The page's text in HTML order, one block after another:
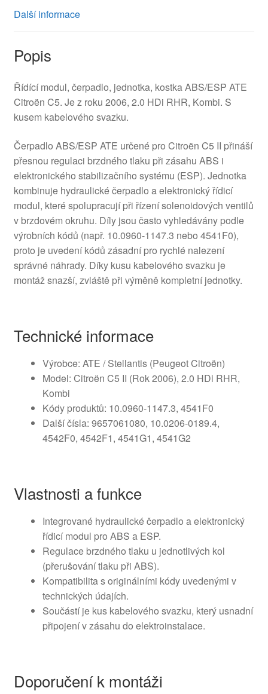
Další informace
Popis
Řídící modul, čerpadlo, jednotka, kostka ABS/ESP ATE
Citroën C5. Je z roku 2006, 2.0 HDi RHR, Kombi. S
kusem kabelového svazku.
Čerpadlo ABS/ESP ATE určené pro Citroën C5 II přináší
přesnou regulaci brzdného tlaku při zásahu ABS i
elektronického stabilizačního systému (ESP). Jednotka
kombinuje hydraulické čerpadlo a elektronický řídicí
modul, které spolupracují při řízení solenoidových ventilů
v brzdovém okruhu. Díly jsou často vyhledávány podle
výrobních kódů (např. 10.0960-1147.3 nebo 4541F0),
proto je uvedení kódů zásadní pro rychlé nalezení
správné náhrady. Díky kusu kabelového svazku je
montáž snazší, zvláště při výměně kompletní jednotky.
Technické informace
Výrobce: ATE / Stellantis (Peugeot Citroën)
Model: Citroën C5 II (Rok 2006), 2.0 HDi RHR,
Kombi
Kódy produktů: 10.0960-1147.3, 4541F0
Další čísla: 9657061080, 10.0206-0189.4,
4542F0, 4542F1, 4541G1, 4541G2
Vlastnosti a funkce
Integrované hydraulické čerpadlo a elektronický
řídicí modul pro ABS a ESP.
Regulace brzdného tlaku u jednotlivých kol
(přerušování tlaku při ABS).
Kompatibilita s originálními kódy uvedenými v
technických údajích.
Součástí je kus kabelového svazku, který usnadní
připojení v zásahu do elektroinstalace.
Doporučení k montáži